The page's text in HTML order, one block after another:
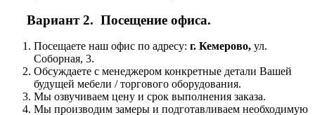
Вариант 2. Посещение офиса.
Посещаете наш офис по адресу: г. Кемерово, ул.
Соборная, 3.
Обсуждаете с менеджером конкретные детали Вашей
будущей мебели / торгового оборудования.
Мы озвучиваем цену и срок выполнения заказа.
Мы производим замеры и подготавливаем необходимую